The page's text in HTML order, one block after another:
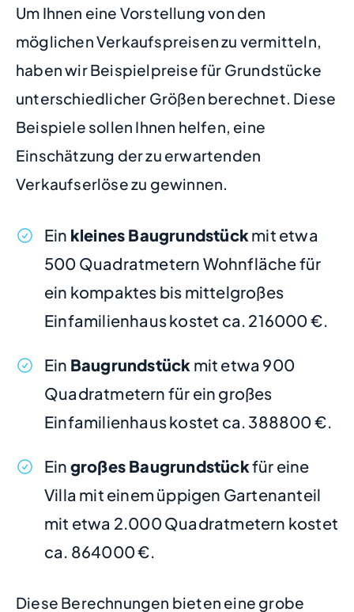
Um Ihnen eine Vorstellung von den
möglichen Verkaufspreisen zu vermitteln,
haben wir Beispielpreise für Grundstücke
unterschiedlicher Größen berechnet. Diese
Beispiele sollen Ihnen helfen, eine
Einschätzung der zu erwartenden
Verkaufserlöse zu gewinnen.
Ein kleines Baugrundstückmit etwa
500 Quadratmetern Wohnfläche für
ein kompaktes bis mittelgroßes
Einfamilienhaus kostet ca. 216000 €.
Ein Baugrundstück mit etwa 900
Quadratmetern für ein großes
Einfamilienhaus kostet ca. 388800 €.
Ein großes Baugrundstückfür eine
Villa mit einem üppigen Gartenanteil
mit etwa 2.000 Quadratmetern kostet
ca. 864000 €.
Diese Berechnungen bieten eine grobe